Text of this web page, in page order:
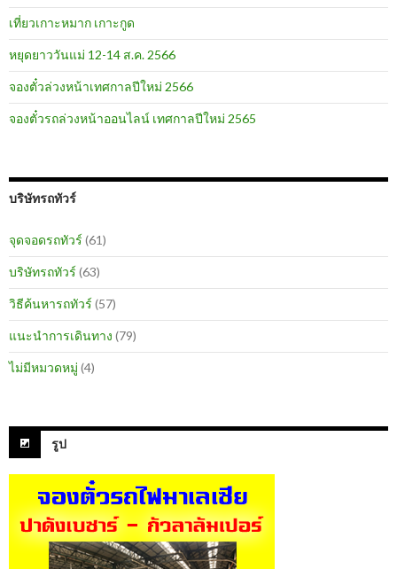
เที่ยวเกาะหมาก เกาะกูด
หยุดยาววันแม่ 12-14 ส.ค. 2566
จองตั๋วล่วงหน้าเทศกาลปีใหม่ 2566
จองตั๋วรถล่วงหน้าออนไลน์ เทศกาลปีใหม่ 2565
บริษัทรถทัวร์
จุดจอดรถทัวร์ (61)
บริษัทรถทัวร์ (63)
วิธีค้นหารถทัวร์ (57)
แนะนำการเดินทาง (79)
ไม่มีหมวดหมู่ (4)
รูป